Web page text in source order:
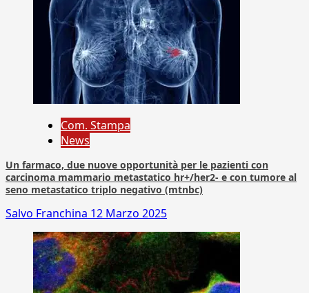
Com. Stampa
News
Un farmaco, due nuove opportunità per le pazienti con
carcinoma mammario metastatico hr+/her2- e con tumore al
seno metastatico triplo negativo (mtnbc)
Salvo Franchina 12 Marzo 2025